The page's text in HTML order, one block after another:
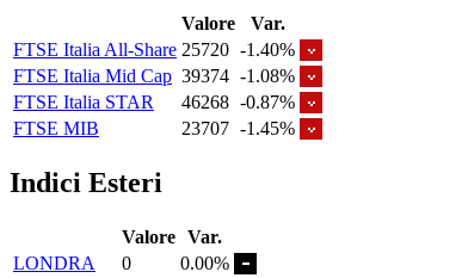
Valore
Var.
FTSE Italia All-Share 25720 -1.40%
FTSE Italia Mid Cap 39374 -1.08%
FTSE Italia STAR
46268 -0.87%
FTSE MIB
23707 -1.45%
Indici Esteri
Valore Var.
LONDRA
0
0.00%